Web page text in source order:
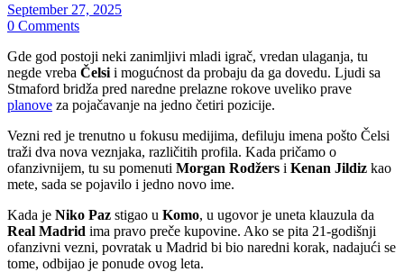
September 27, 2025
0 Comments
Gde god postoji neki zanimljivi mladi igrač, vredan ulaganja, tu
negde vreba Čelsi i mogućnost da probaju da ga dovedu. Ljudi sa
Stmaford bridža pred naredne prelazne rokove uveliko prave
planove za pojačavanje na jedno četiri pozicije.
Vezni red je trenutno u fokusu medijima, defiluju imena pošto Čelsi
traži dva nova veznjaka, različitih profila. Kada pričamo o
ofanzivnijem, tu su pomenuti Morgan Rodžers i Kenan Jildiz kao
mete, sada se pojavilo i jedno novo ime.
Kada je Niko Paz stigao u Komo, u ugovor je uneta klauzula da
Real Madrid ima pravo preče kupovine. Ako se pita 21-godišnji
ofanzivni vezni, povratak u Madrid bi bio naredni korak, nadajući se
tome, odbijao je ponude ovog leta.